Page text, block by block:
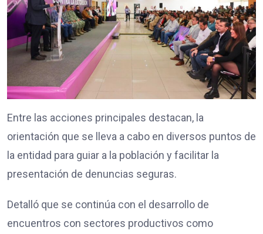
Entre las acciones principales destacan, la
orientación que se lleva a cabo en diversos puntos de
la entidad para guiar a la población y facilitar la
presentación de denuncias seguras.
Detalló que se continúa con el desarrollo de
encuentros con sectores productivos como